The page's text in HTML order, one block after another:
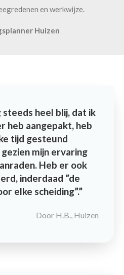
en werkwijze.
Huizen
heel blij, dat ik
heb aangepakt, heb
tijd gesteund
mijn ervaring
Heb er ook
inderdaad ”de
elke scheiding”.
Door H.B., Huizen